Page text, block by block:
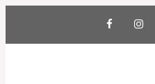
innehåll